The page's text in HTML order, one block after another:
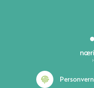
Personvern